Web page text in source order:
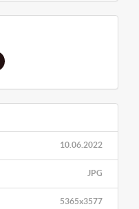
10.06.2022
JPG
5365x3577